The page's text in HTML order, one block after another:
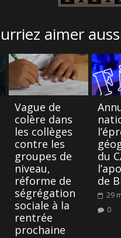
aimer
Vague de
colère dans
les collèges
contre les
groupes de
niveau,
réforme de
ségrégation
sociale à la
rentrée
prochaine
du
de
29
0